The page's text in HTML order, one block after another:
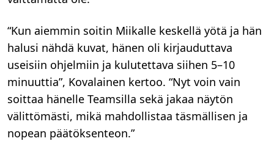
“Kun aiemmin soitin Miikalle keskellä yötä ja hän
halusi nähdä kuvat, hänen oli kirjauduttava
useisiin ohjelmiin ja kulutettava siihen 5–10
minuuttia”, Kovalainen kertoo. “Nyt voin vain
soittaa hänelle Teamsilla sekä jakaa näytön
välittömästi, mikä mahdollistaa täsmällisen ja
nopean päätöksenteon.”